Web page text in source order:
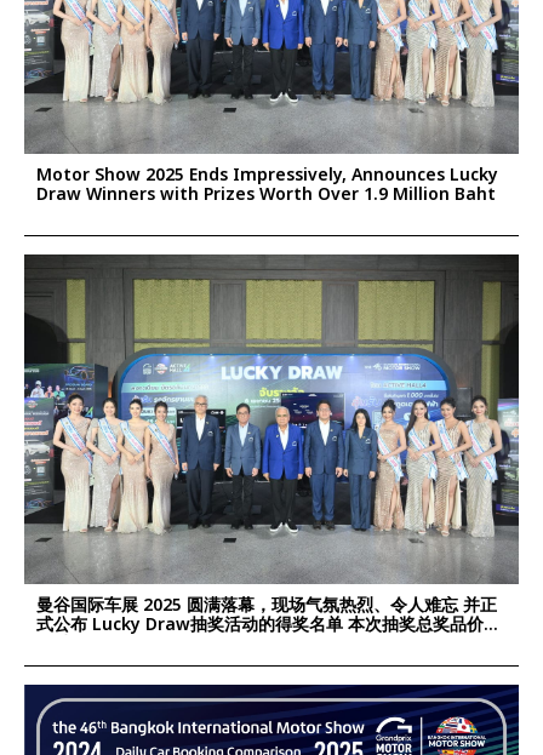
Motor Show 2025 Ends Impressively, Announces Lucky
Draw Winners with Prizes Worth Over 1.9 Million Baht
曼谷国际车展 2025 圆满落幕，现场气氛热烈、令人难忘 并正
式公布 Lucky Draw抽奖活动的得奖名单 本次抽奖总奖品价值
超过 190万泰铢